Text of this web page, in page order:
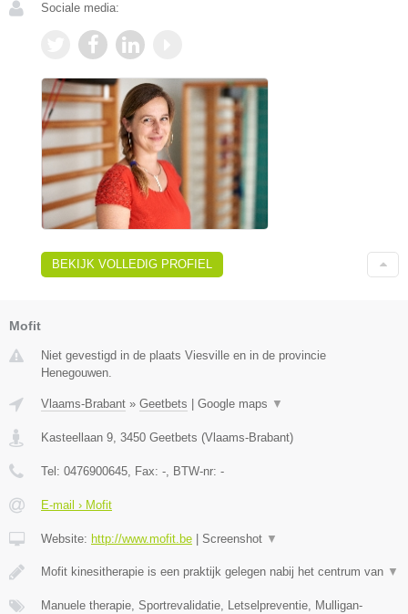
Sociale media:
BEKIJK VOLLEDIG PROFIEL
Mofit
Niet gevestigd in de plaats Viesville en in de provincie
Henegouwen.
Vlaams-Brabant » Geetbets | Google maps ▼
Kasteellaan 9 3450 Geetbets (Vlaams-Brabant)
Tel: 0476900645 , Fax: - , BTW-nr: -
E-mail › Mofit
Website: http://www.mofit.be | Screenshot ▼
Mofit kinesitherapie is een praktijk gelegen nabij het centrum van ▼
Manuele therapie, Sportrevalidatie, Letselpreventie, Mulligan-